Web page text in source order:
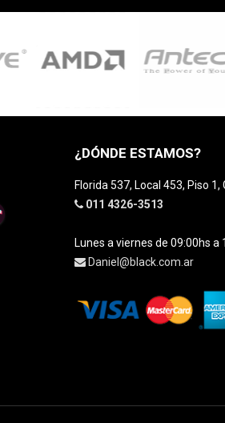
¿DÓNDE ESTAMOS?
Florida 537, Local 453, Piso
011 4326-3513
Lunes a viernes de 09:00hs
Daniel@black.com.ar